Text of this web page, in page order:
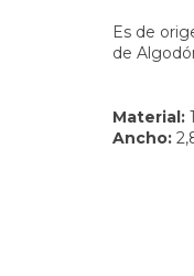
Es de
de
Material:
Ancho: